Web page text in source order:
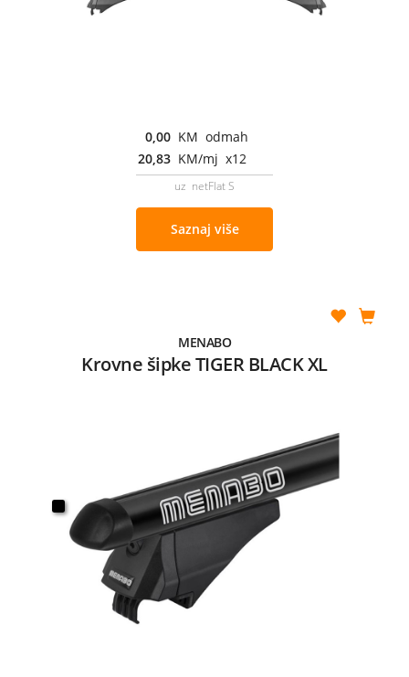
0,00 KM odmah
20,83 KM/mj x12
uz netFlat S
Saznaj više
MENABO
Krovne šipke TIGER BLACK XL